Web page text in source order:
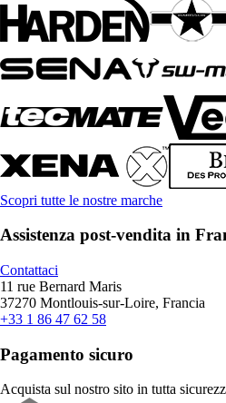
Scopri tutte le nostre marche
Assistenza post-vendita in
Contattaci
11 rue Bernard Maris
37270 Montlouis-sur-Loire, Francia
+33 1 86 47 62 58
Pagamento sicuro
Acquista sul nostro sito in tutta